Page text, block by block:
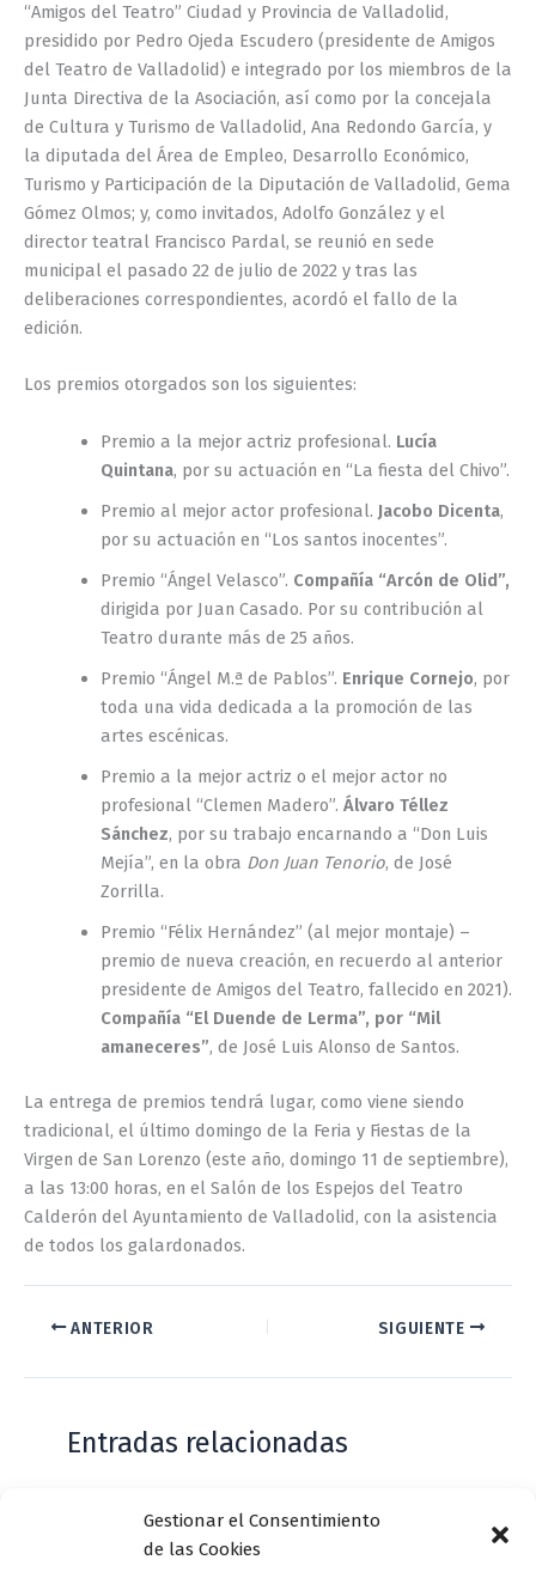
Gestionar el Consentimiento
de las Cookies
“Amigos del Teatro” Ciudad y Provincia de Valladolid,
presidido por Pedro Ojeda Escudero (presidente de Amigos
del Teatro de Valladolid) e integrado por los miembros de la
Junta Directiva de la Asociación, así como por la concejala
de Cultura y Turismo de Valladolid, Ana Redondo García, y
la diputada del Área de Empleo, Desarrollo Económico,
Turismo y Participación de la Diputación de Valladolid, Gema
Gómez Olmos; y, como invitados, Adolfo González y el
director teatral Francisco Pardal, se reunió en sede
municipal el pasado 22 de julio de 2022 y tras las
deliberaciones correspondientes, acordó el fallo de la
edición.
Los premios otorgados son los siguientes:
Premio a la mejor actriz profesional. Lucía
Quintana, por su actuación en “La fiesta del Chivo”.
Premio al mejor actor profesional. Jacobo Dicenta,
por su actuación en “Los santos inocentes”.
Premio “Ángel Velasco”. Compañía “Arcón de Olid”,
dirigida por Juan Casado. Por su contribución al
Teatro durante más de 25 años.
Premio “Ángel M.ª de Pablos”. Enrique Cornejo, por
toda una vida dedicada a la promoción de las
artes escénicas.
Premio a la mejor actriz o el mejor actor no
profesional “Clemen Madero”. Álvaro Téllez
Sánchez, por su trabajo encarnando a “Don Luis
Mejía”, en la obra Don Juan Tenorio, de José
Zorrilla.
Premio “Félix Hernández” (al mejor montaje) –
premio de nueva creación, en recuerdo al anterior
presidente de Amigos del Teatro, fallecido en 2021).
Compañía “El Duende de Lerma”, por “Mil
amaneceres”, de José Luis Alonso de Santos.
La entrega de premios tendrá lugar, como viene siendo
tradicional, el último domingo de la Feria y Fiestas de la
Virgen de San Lorenzo (este año, domingo 11 de septiembre),
a las 13:00 horas, en el Salón de los Espejos del Teatro
Calderón del Ayuntamiento de Valladolid, con la asistencia
de todos los galardonados.
ANTERIOR SIGUIENTE
Entradas relacionadas
Casa de Zorrilla conmemorarán el 168
aniversario del estreno de Don Juan